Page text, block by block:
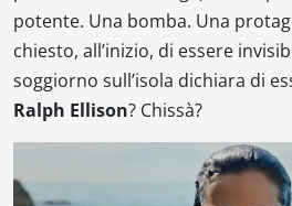
potente. Una bomba. Una
chiesto, all’inizio, di essere
soggiorno sull’isola dichiara di
Ralph Ellison? Chissà?